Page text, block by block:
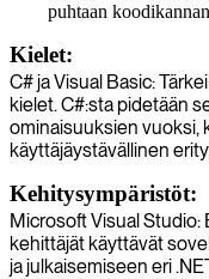
puhtaan
Kielet:
C# ja Visual Basic:
kielet. C#:sta pidetään
ominaisuuksien vuoksi,
käyttäjäystävällinen
Kehitysympäristöt:
Microsoft Visual Studio:
kehittäjät käyttävät
ja julkaisemiseen eri